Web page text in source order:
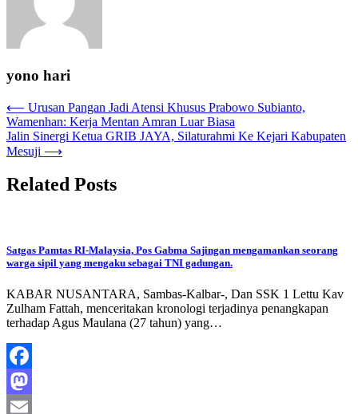
yono hari
Navigasi
pos
⟵ Urusan Pangan Jadi Atensi Khusus Prabowo Subianto,
Wamenhan: Kerja Mentan Amran Luar Biasa
Jalin Sinergi Ketua GRIB JAYA, Silaturahmi Ke Kejari Kabupaten
Mesuji ⟶
Related Posts
Satgas Pamtas RI-Malaysia, Pos Gabma Sajingan mengamankan seorang
warga sipil yang mengaku sebagai TNI gadungan.
KABAR NUSANTARA, Sambas-Kalbar-, Dan SSK 1 Lettu Kav
Zulham Fattah, menceritakan kronologi terjadinya penangkapan
terhadap Agus Maulana (27 tahun) yang…
Facebook
Mastodon